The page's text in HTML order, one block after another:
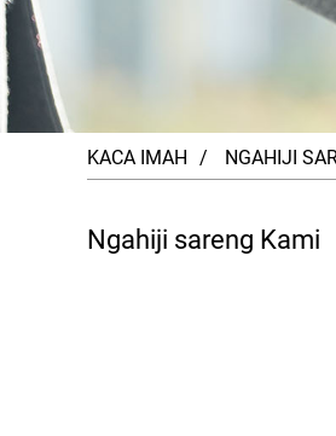
KACA IMAH NGAHIJI
Ngahiji sareng Kami